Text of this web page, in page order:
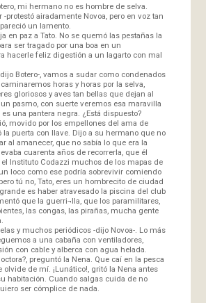
mi hermano no es hombre de selva.
-protestó airadamente Novoa, pero en voz tan
un lamento.
en paz a Tato. No se quemó las pestañas la
ser tragado por una boa en un
hacerle feliz digestión a un lagarto con mal
Botero-, vamos a sudar como condenados
horas y horas por la selva,
gloriosos y aves tan bellas que dejan al
pasmo, con suerte veremos esa maravilla
una pantera negra. ¿Está dispuesto?
movido por los empellones del ama de
la puerta con llave. Dijo a su hermano que no
al amanecer, que no sabía lo que era la
cuarenta años de recorrerla, que él
el Instituto Codazzi muchos de los mapas de
loco como ese podría sobrevivir comiendo
tú no, Tato, eres un hombrecito de ciudad
es haber atravesado la piscina del club
que la guerri¬lla, que los paramilitares,
las congas, las pirañas, mucha gente
y muchos periódicos -dijo Novoa-. Lo más
a una cabaña con ventiladores,
con cable y alberca con agua helada.
preguntó la Nena. Que caí en la pesca
olvide de mí. ¡Lunático!, gritó la Nena antes
habitación. Cuando salgas cuida de no
ser cómplice de nada.